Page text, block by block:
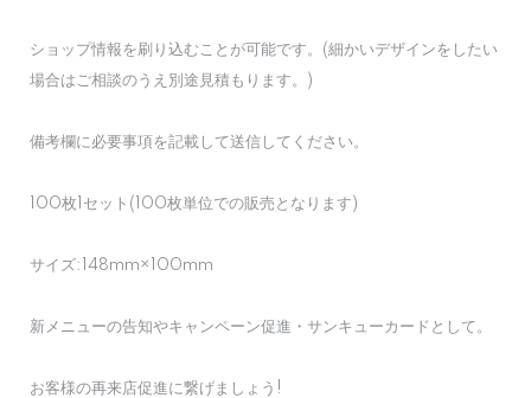
ショップ情報を刷り込むことが可能です。(細かいデザインをしたい
場合はご相談のうえ別途見積もります。)
備考欄に必要事項を記載して送信してください。
100枚1セット(100枚単位での販売となります)
サイズ:148mm×100mm
新メニューの告知やキャンペーン促進・サンキューカードとして。
お客様の再来店促進に繋げましょう!